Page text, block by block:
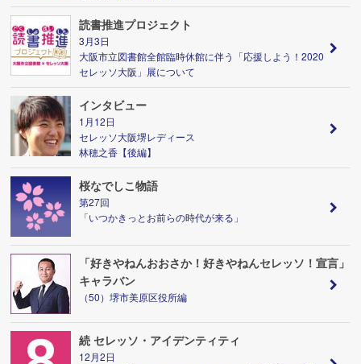
読書推進プロジェクト
3月3日
大阪市立図書館全館臨時休館に伴う「応援しよう！2020
セレッソ大阪」展について
インタビュー
1月12日
セレッソ大阪堺レディース
林穂之香【後編】
桜なでしこ物語
第27回
「いつかきっとお前らの時代が来る」
「好きやねんおおさか！好きやねんセレッソ！宣言」
キャラバン
（50）堺市美原区役所編
続 セレッソ・アイデンティティ
12月2日